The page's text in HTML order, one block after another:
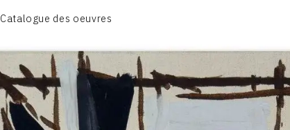
Catalogue des oeuvresCATALOGUE DES OEUVRES
PEINTURE
CONTACT